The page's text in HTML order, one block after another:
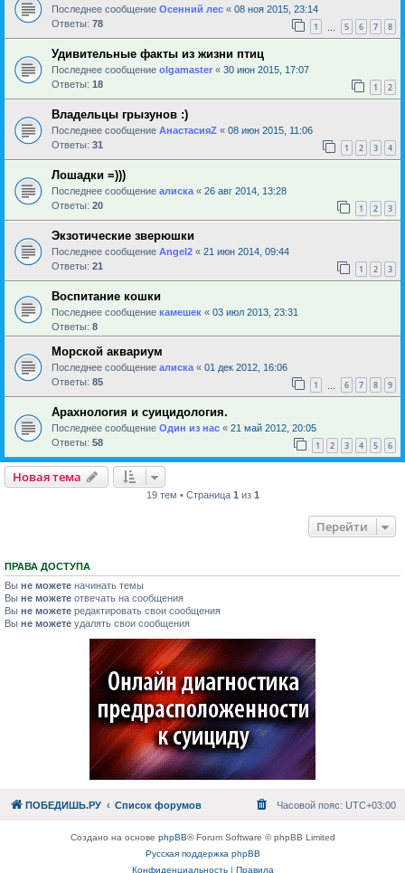
Последнее сообщение Осенний лес « 08 ноя 2015, 23:14
Ответы: 78 1 5 6 7 8
Удивительные факты из жизни птиц
Последнее сообщение olgamaster « 30 июн 2015, 17:07
Ответы: 18 1 2
Владельцы грызунов :)
Последнее сообщение АнастасияZ « 08 июн 2015, 11:06
Ответы: 31 1 2 3 4
Лошадки =)))
Последнее сообщение алиска « 26 авг 2014, 13:28
Ответы: 20 1 2 3
Экзотические зверюшки
Последнее сообщение Angel2 « 21 июн 2014, 09:44
Ответы: 21 1 2 3
Воспитание кошки
Последнее сообщение камешек « 03 июл 2013, 23:31
Ответы: 8
Морской аквариум
Последнее сообщение алиска « 01 дек 2012, 16:06
Ответы: 85 1 6 7 8 9
Арахнология и суицидология.
Последнее сообщение Один из нас « 21 май 2012, 20:05
Ответы: 58 1 2 3 4 5 6
Новая тема
19 тем • Страница 1 из 1
Перейти
ПРАВА ДОСТУПА
Вы не можете начинать темы
Вы не можете отвечать на сообщения
Вы не можете редактировать свои сообщения
Вы не можете удалять свои сообщения
ПОБЕДИШЬ.РУ Список форумов Часовой пояс: UTC+03:00
Создано на основе phpBB® Forum Software © phpBB Limited
Русская поддержка phpBB
Конфиденциальность| Правила